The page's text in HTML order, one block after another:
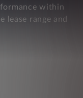
within
lease range and